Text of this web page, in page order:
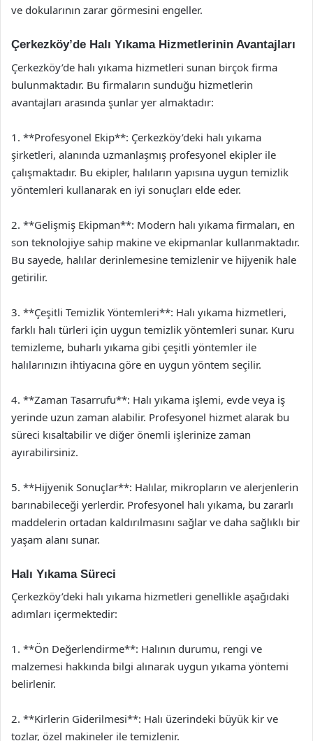
ve dokularının zarar görmesini engeller.
Çerkezköy’de Halı Yıkama Hizmetlerinin Avantajları
Çerkezköy’de halı yıkama hizmetleri sunan birçok firma
bulunmaktadır. Bu firmaların sunduğu hizmetlerin
avantajları arasında şunlar yer almaktadır:
1. **Profesyonel Ekip**: Çerkezköy’deki halı yıkama
şirketleri, alanında uzmanlaşmış profesyonel ekipler ile
çalışmaktadır. Bu ekipler, halıların yapısına uygun temizlik
yöntemleri kullanarak en iyi sonuçları elde eder.
2. **Gelişmiş Ekipman**: Modern halı yıkama firmaları, en
son teknolojiye sahip makine ve ekipmanlar kullanmaktadır.
Bu sayede, halılar derinlemesine temizlenir ve hijyenik hale
getirilir.
3. **Çeşitli Temizlik Yöntemleri**: Halı yıkama hizmetleri,
farklı halı türleri için uygun temizlik yöntemleri sunar. Kuru
temizleme, buharlı yıkama gibi çeşitli yöntemler ile
halılarınızın ihtiyacına göre en uygun yöntem seçilir.
4. **Zaman Tasarrufu**: Halı yıkama işlemi, evde veya iş
yerinde uzun zaman alabilir. Profesyonel hizmet alarak bu
süreci kısaltabilir ve diğer önemli işlerinize zaman
ayırabilirsiniz.
5. **Hijyenik Sonuçlar**: Halılar, mikropların ve alerjenlerin
barınabileceği yerlerdir. Profesyonel halı yıkama, bu zararlı
maddelerin ortadan kaldırılmasını sağlar ve daha sağlıklı bir
yaşam alanı sunar.
Halı Yıkama Süreci
Çerkezköy’deki halı yıkama hizmetleri genellikle aşağıdaki
adımları içermektedir:
1. **Ön Değerlendirme**: Halının durumu, rengi ve
malzemesi hakkında bilgi alınarak uygun yıkama yöntemi
belirlenir.
2. **Kirlerin Giderilmesi**: Halı üzerindeki büyük kir ve
tozlar, özel makineler ile temizlenir.